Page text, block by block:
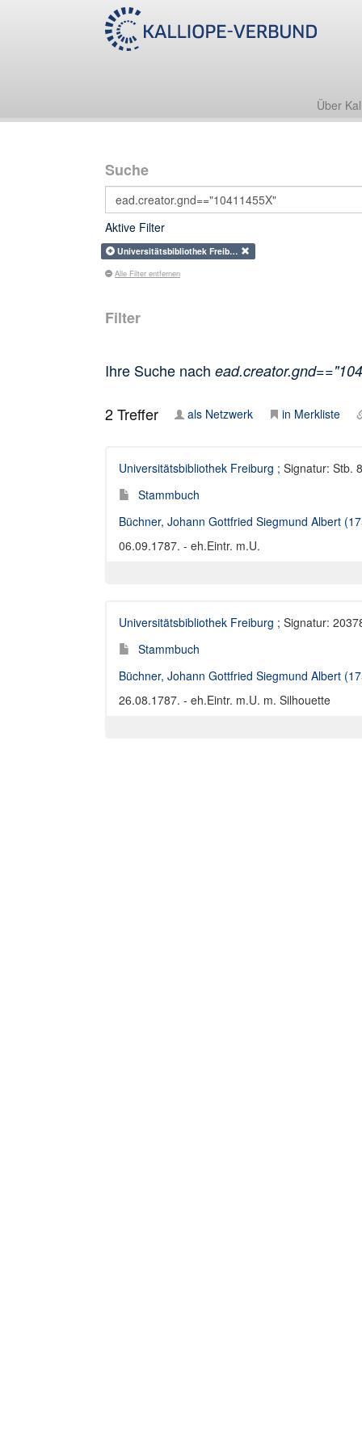
Über
Suche
Aktive Filter
Universitätsbibliothek Freib…
Alle Filter entfernen
Filter
Ihre Suche nach
2Treffer als Netzwerk in Merkliste
Universitätsbibliothek Freiburg ; Signatur: Stb.
Stammbuch
Büchner, Johann Gottfried Siegmund Albert
06.09.1787. - eh.Eintr. m.U.
Universitätsbibliothek Freiburg ; Signatur:
Stammbuch
Büchner, Johann Gottfried Siegmund Albert
26.08.1787. - eh.Eintr. m.U. m. Silhouette